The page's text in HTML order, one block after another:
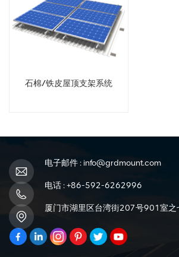
石棉/铁皮屋顶支架系统
电子邮件 : info@grdmount.com
电话 :+86-592-6262996
厦门市湖里区台湾街207号901室之